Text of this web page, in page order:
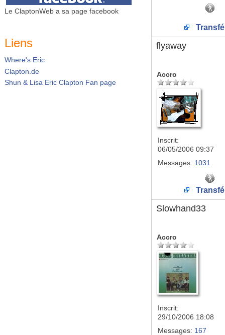
Le ClaptonWeb a sa page facebook
Liens
Where's Eric
Clapton.de
Shun & Lisa Eric Clapton Fan page
flyaway
Accro
Inscrit:
06/05/2006 09:37
Messages: 1031
Slowhand33
Accro
Inscrit:
29/10/2006 18:08
Messages: 167